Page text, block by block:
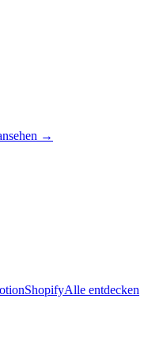
→
ShopifyAlle entdecken